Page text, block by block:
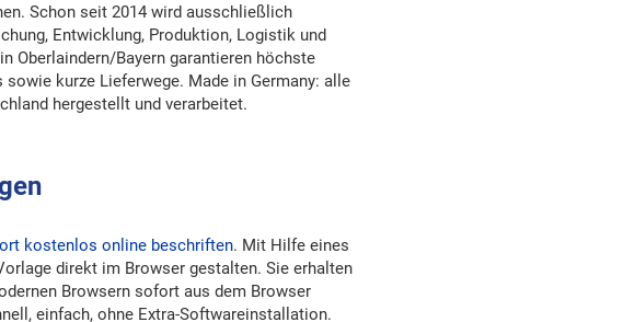
Schon seit 2014 wird ausschließlich
Entwicklung, Produktion, Logistik und
Oberlaindern/Bayern garantieren höchste
kurze Lieferwege. Made in Germany: alle
hergestellt und verarbeitet.
kostenlos online beschriften. Mit Hilfe eines
direkt im Browser gestalten. Sie erhalten
Browsern sofort aus dem Browser
einfach, ohne Extra-Softwareinstallation.